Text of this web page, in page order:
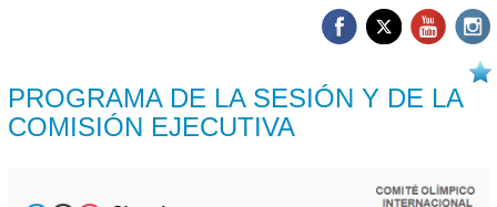
PROGRAMA DE LA SESIÓN Y DE LA
COMISIÓN EJECUTIVA